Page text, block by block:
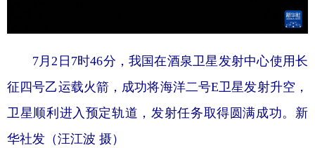
7月2日7时46分，我国在酒泉卫星发射中心使用长
征四号乙运载火箭，成功将海洋二号E卫星发射升空，
卫星顺利进入预定轨道，发射任务取得圆满成功。 新
华社发（汪江波 摄）